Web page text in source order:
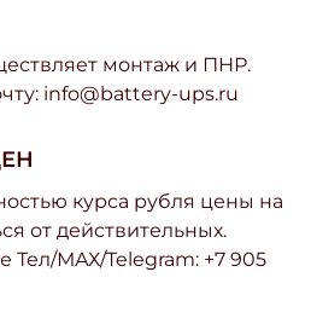
монтаж и ПНР.
info@battery-ups.ru
курса рубля цены на
от действительных.
Тел/МАХ/Telegram: +7 905